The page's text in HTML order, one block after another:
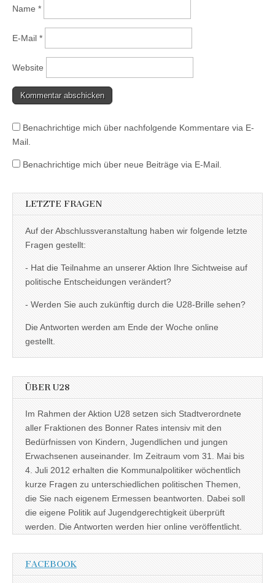
Name *
E-Mail *
Website
Benachrichtige mich über nachfolgende Kommentare via E-
Mail.
Benachrichtige mich über neue Beiträge via E-Mail.
LETZTE FRAGEN
Auf der Abschlussveranstaltung haben wir folgende letzte
Fragen gestellt:
- Hat die Teilnahme an unserer Aktion Ihre Sichtweise auf
politische Entscheidungen verändert?
- Werden Sie auch zukünftig durch die U28-Brille sehen?
Die Antworten werden am Ende der Woche online
gestellt.
ÜBER U28
Im Rahmen der Aktion U28 setzen sich Stadtverordnete
aller Fraktionen des Bonner Rates intensiv mit den
Bedürfnissen von Kindern, Jugendlichen und jungen
Erwachsenen auseinander. Im Zeitraum vom 31. Mai bis
4. Juli 2012 erhalten die Kommunalpolitiker wöchentlich
kurze Fragen zu unterschiedlichen politischen Themen,
die Sie nach eigenem Ermessen beantworten. Dabei soll
die eigene Politik auf Jugendgerechtigkeit überprüft
werden. Die Antworten werden hier online veröffentlicht.
FACEBOOK